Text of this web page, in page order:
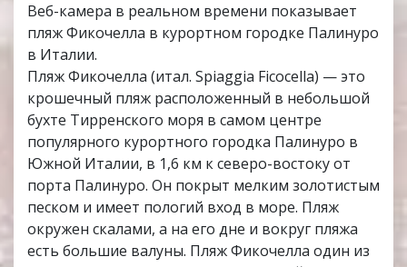
Веб-камера в реальном времени показывает
пляж Фикочелла в курортном городке Палинуро
в Италии.
Пляж Фикочелла (итал. Spiaggia Ficocella) — это
крошечный пляж расположенный в небольшой
бухте Тирренского моря в самом центре
популярного курортного городка Палинуро в
Южной Италии, в 1,6 км к северо-востоку от
порта Палинуро. Он покрыт мелким золотистым
песком и имеет пологий вход в море. Пляж
окружен скалами, а на его дне и вокруг пляжа
есть большие валуны. Пляж Фикочелла один из